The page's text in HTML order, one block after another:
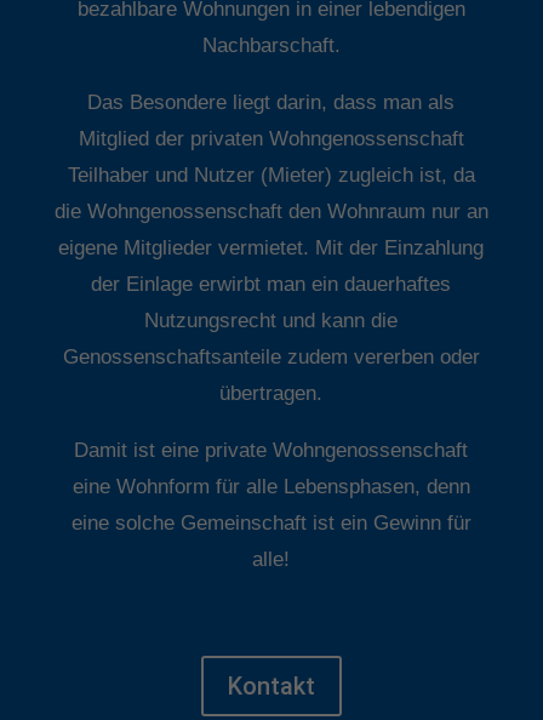
bezahlbare Wohnungen in einer lebendigen
Nachbarschaft.
Das Besondere liegt darin, dass man als
Mitglied der privaten Wohngenossenschaft
Teilhaber und Nutzer (Mieter) zugleich ist, da
die Wohngenossenschaft den Wohnraum nur an
eigene Mitglieder vermietet. Mit der Einzahlung
der Einlage erwirbt man ein dauerhaftes
Nutzungsrecht und kann die
Genossenschaftsanteile zudem vererben oder
übertragen.
Damit ist eine private Wohngenossenschaft
eine Wohnform für alle Lebensphasen, denn
eine solche Gemeinschaft ist ein Gewinn für
alle!
Kontakt